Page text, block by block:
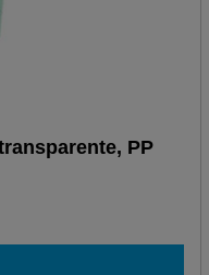
PP